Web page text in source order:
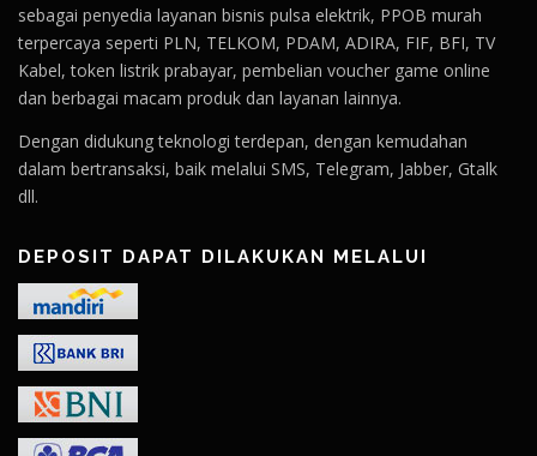
sebagai penyedia layanan bisnis pulsa elektrik, PPOB murah
terpercaya seperti PLN, TELKOM, PDAM, ADIRA, FIF, BFI, TV
Kabel, token listrik prabayar, pembelian voucher game online
dan berbagai macam produk dan layanan lainnya.
Dengan didukung teknologi terdepan, dengan kemudahan
dalam bertransaksi, baik melalui SMS, Telegram, Jabber, Gtalk
dll.
DEPOSIT DAPAT DILAKUKAN MELALUI